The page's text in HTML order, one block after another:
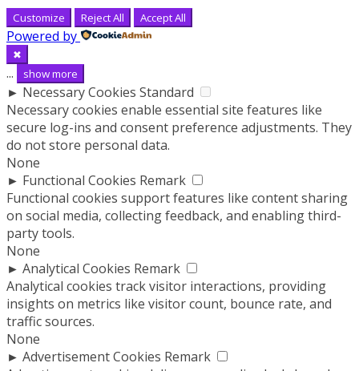
Customize Reject All Accept All
Powered by
✖
... show more
► Necessary Cookies Standard
Necessary cookies enable essential site features like
secure log-ins and consent preference adjustments. They
do not store personal data.
None
► Functional Cookies Remark
Functional cookies support features like content sharing
on social media, collecting feedback, and enabling third-
party tools.
None
► Analytical Cookies Remark
Analytical cookies track visitor interactions, providing
insights on metrics like visitor count, bounce rate, and
traffic sources.
None
► Advertisement Cookies Remark